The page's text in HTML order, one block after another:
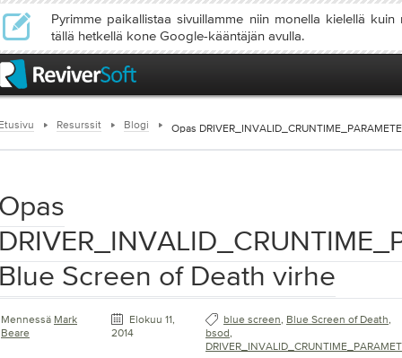
Pyrimme paikallistaa sivuillamme niin monella kielellä
tällä hetkellä kone Google-kääntäjän avulla.
Resurssit Blogi Opas
Screen of Death virhe
Mennessä Mark
Beare
Elokuu 11,
2014
blue screen, Blue Screen of Death,
bsod,